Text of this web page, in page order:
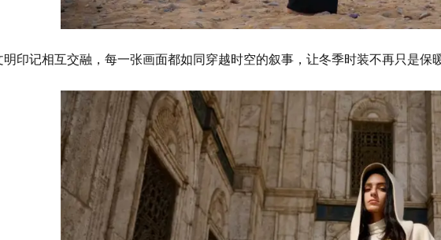
印记相互交融，每一张画面都如同穿越时空的叙事，让冬季时装不再只是保